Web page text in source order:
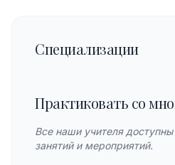
Специализации
Практиковать со
Все наши учителя
занятий и мероприятий.